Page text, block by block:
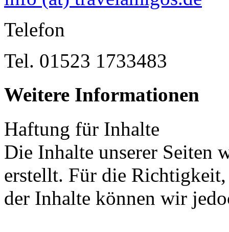
Telefon
Tel. 01523 1733483
Weitere Informationen
Haftung für Inhalte
Die Inhalte unserer Seiten
erstellt. Für die
der Inhalte können wir